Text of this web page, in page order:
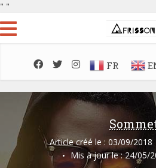
" "
FR
Article créé le : 03/09/2018
Mis à jour le : 24/05/